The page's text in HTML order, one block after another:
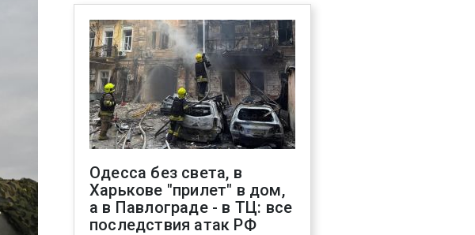
Одесса без света, в
Харькове "прилет" в дом,
а в Павлограде - в ТЦ: все
последствия атак РФ